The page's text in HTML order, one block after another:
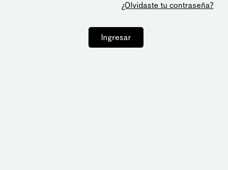
¿Olvidaste tu contraseña?
Ingresar